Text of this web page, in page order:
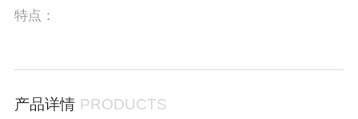
特点：
产品详情 PRODUCTS